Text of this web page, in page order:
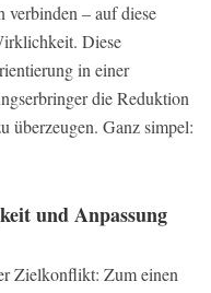
verbinden – auf diese
Diese
in einer
die Reduktion
überzeugen. Ganz simpel:
und Anpassung
Zielkonflikt: Zum einen